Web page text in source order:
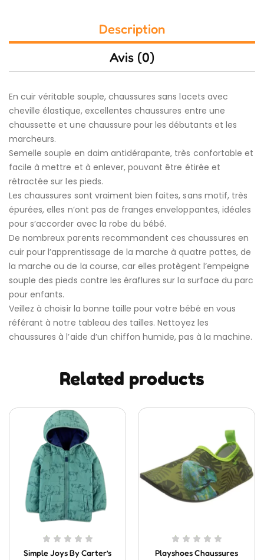
Description
Avis (0)
En cuir véritable souple, chaussures sans lacets avec
cheville élastique, excellentes chaussures entre une
chaussette et une chaussure pour les débutants et les
marcheurs.
Semelle souple en daim antidérapante, très confortable et
facile à mettre et à enlever, pouvant être étirée et
rétractée sur les pieds.
Les chaussures sont vraiment bien faites, sans motif, très
épurées, elles n’ont pas de franges enveloppantes, idéales
pour s’accorder avec la robe du bébé.
De nombreux parents recommandent ces chaussures en
cuir pour l’apprentissage de la marche à quatre pattes, de
la marche ou de la course, car elles protègent l’empeigne
souple des pieds contre les éraflures sur la surface du parc
pour enfants.
Veillez à choisir la bonne taille pour votre bébé en vous
référant à notre tableau des tailles. Nettoyez les
chaussures à l’aide d’un chiffon humide, pas à la machine.
Related products
Simple Joys By Carter’s
Playshoes Chaussures